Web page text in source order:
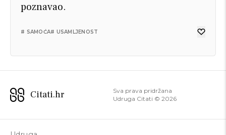
poznavao.
# SAMOĆA# USAMLJENOST
Citati.hr
Sva prava pridržana
Udruga Citati © 2026